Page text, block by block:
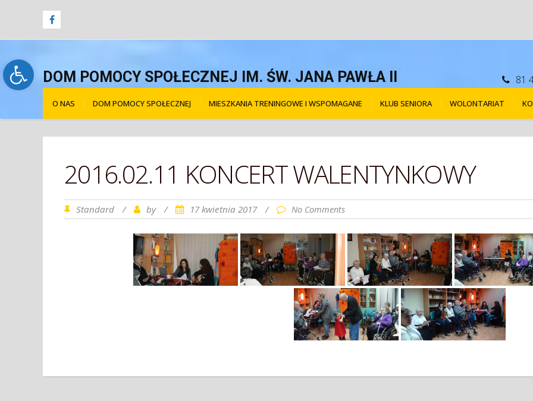
Open toolbarDOM POMOCY SPOŁECZNEJ IM. ŚW. JANA PAWŁA II 81
O NAS DOM POMOCY SPOŁECZNEJ MIESZKANIA TRENINGOWE I WSPOMAGANE KLUB SENIORA WOLONTARIAT
2016.02.11 KONCERT WALENTYNKOWY
Standard / by / 17 kwietnia 2017 / No Comments